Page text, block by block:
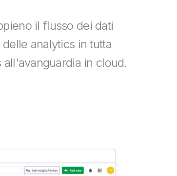
il flusso dei dati
analytics in tutta
in cloud.